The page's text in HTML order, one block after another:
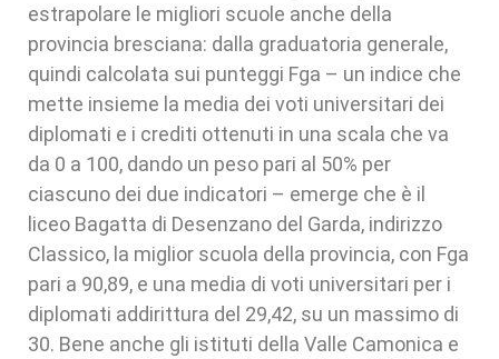
estrapolare le migliori scuole anche della
provincia bresciana: dalla graduatoria generale,
quindi calcolata sui punteggi Fga – un indice che
mette insieme la media dei voti universitari dei
diplomati e i crediti ottenuti in una scala che va
da 0 a 100, dando un peso pari al 50% per
ciascuno dei due indicatori – emerge che è il
liceo Bagatta di Desenzano del Garda, indirizzo
Classico, la miglior scuola della provincia, con Fga
pari a 90,89, e una media di voti universitari per i
diplomati addirittura del 29,42, su un massimo di
30. Bene anche gli istituti della Valle Camonica e